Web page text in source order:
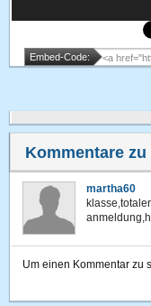
Embed-Code:
Kommentare zu
martha60
Um einen Kommentar zu